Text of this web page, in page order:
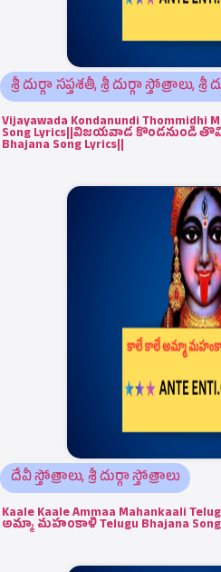
శ్రీ దుర్గా సప్తశతీ, శ్రీ దుర్గా స్తోత్రాలు, శ్రీ
Vijayawada Kondanundi Thommidhi
Song Lyrics||విజయవాడ కొండనుండి
Bhajana Song Lyrics||
దేవీ స్తోత్రాలు, శ్రీ దుర్గా స్తోత్రాలు
Kaale Kaale Ammaa Mahankaali
అమ్మా మహంకాళి Telugu Bhajana Song